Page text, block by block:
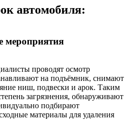
автомобиля:
мероприятия
проводят осмотр
на подъёмник, снимают
ниш, подвески и арок. Таким
загрязнения, обнаруживают
подбирают
материалы для удаления